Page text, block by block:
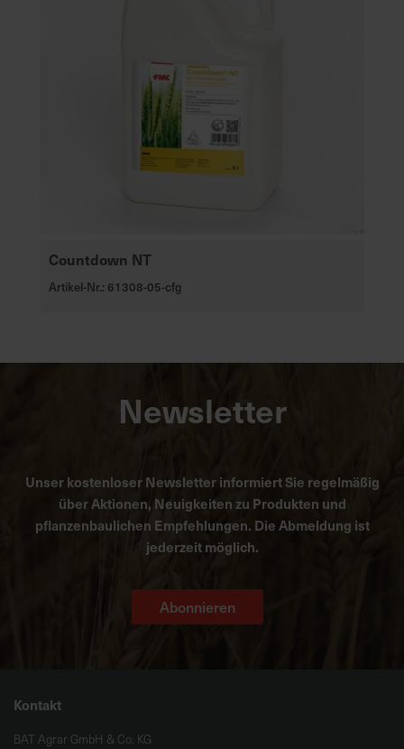
Countdown NT
Artikel-Nr.: 61308-05-cfg
Newsletter
Unser kostenloser Newsletter informiert Sie regelmäßig
über Aktionen, Neuigkeiten zu Produkten und
pflanzenbaulichen Empfehlungen. Die Abmeldung ist
jederzeit möglich.
Abonnieren
Kontakt
BAT Agrar GmbH & Co. KG